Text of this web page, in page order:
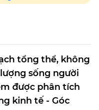
tổng thể, không
sống người
được phân tích
kinh tế - Góc